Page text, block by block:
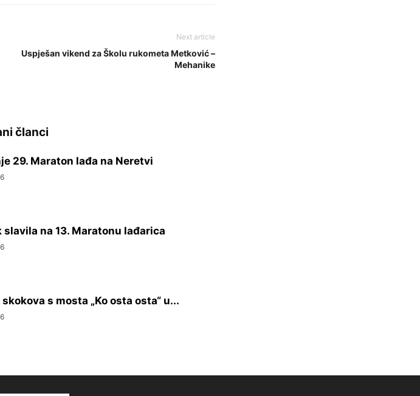
Next article
Uspješan vikend za Školu rukometa Metković –
Mehanike
članci
29. Maraton lađa na Neretvi
na 13. Maratonu lađarica
s mosta „Ko osta osta“ u...